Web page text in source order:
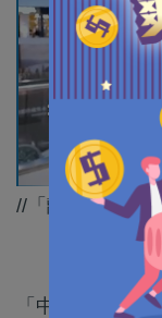
//「離境退稅」
「中國遊」熱